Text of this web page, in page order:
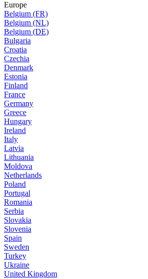
Europe
Belgium (FR)
Belgium (NL)
Belgium (DE)
Bulgaria
Croatia
Czechia
Denmark
Estonia
Finland
France
Germany
Greece
Hungary
Ireland
Italy
Latvia
Lithuania
Moldova
Netherlands
Poland
Portugal
Romania
Serbia
Slovakia
Slovenia
Spain
Sweden
Turkey
Ukraine
United Kingdom